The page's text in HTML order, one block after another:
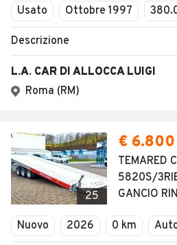
Usato Ottobre 1997
Descrizione
L.A. CAR DI ALLOCCA LUIGI
Roma (RM)
25
€ 6.800
TEMARED
5820S/
GANCIO
Nuovo 2026 0 km